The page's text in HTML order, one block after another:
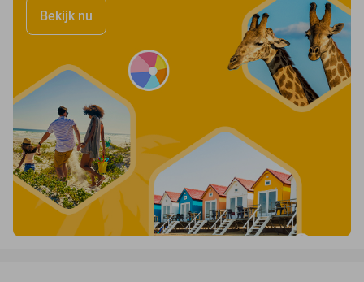
Bekijk nu